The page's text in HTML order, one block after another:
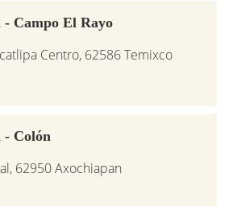
Campo El Rayo
Centro, 62586 Temixco
- Colón
62950 Axochiapan